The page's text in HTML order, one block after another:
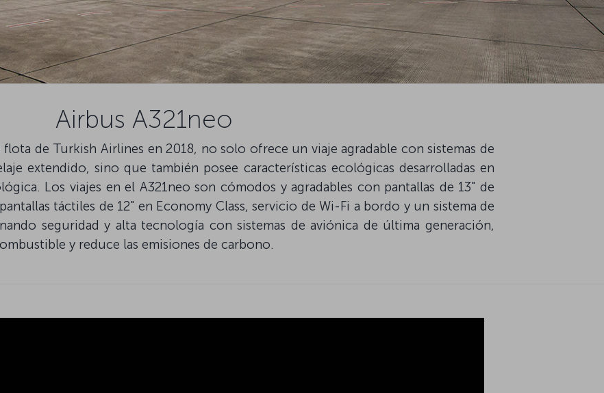
Airbus A321neo
de Turkish Airlines en 2018, no solo ofrece un viaje agradable con sistemas de
extendido, sino que también posee características ecológicas desarrolladas en
Los viajes en el A321neo son cómodos y agradables con pantallas de 13" de
táctiles de 12" en Economy Class, servicio de Wi-Fi a bordo y un sistema de
seguridad y alta tecnología con sistemas de aviónica de última generación,
y reduce las emisiones de carbono.